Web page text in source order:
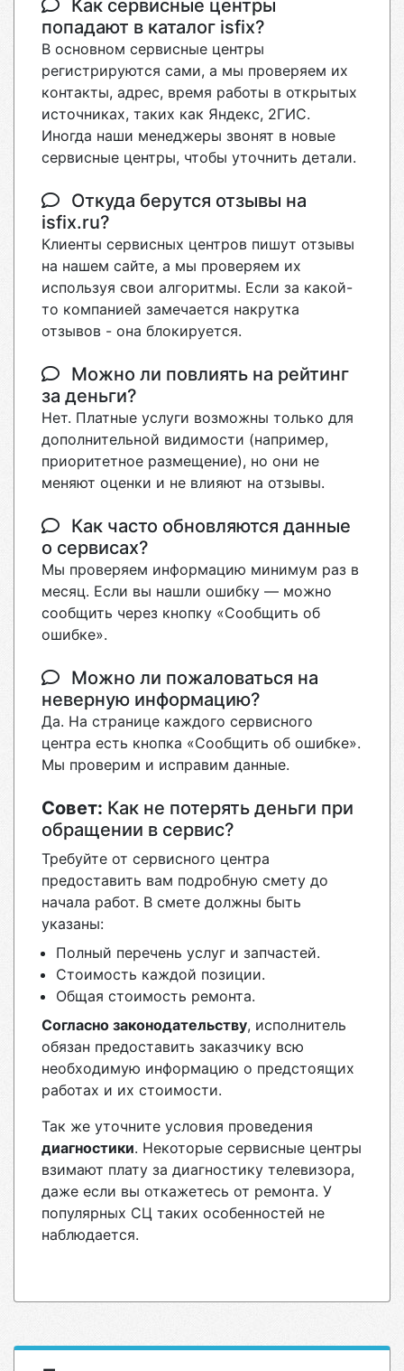
Как сервисные центры
попадают в каталог isfix?
В основном сервисные центры
регистрируются сами, а мы проверяем их
контакты, адрес, время работы в открытых
источниках, таких как Яндекс, 2ГИС.
Иногда наши менеджеры звонят в новые
сервисные центры, чтобы уточнить детали.
Откуда берутся отзывы на
isfix.ru?
Клиенты сервисных центров пишут отзывы
на нашем сайте, а мы проверяем их
используя свои алгоритмы. Если за какой-
то компанией замечается накрутка
отзывов - она блокируется.
Можно ли повлиять на рейтинг
за деньги?
Нет. Платные услуги возможны только для
дополнительной видимости (например,
приоритетное размещение), но они не
меняют оценки и не влияют на отзывы.
Как часто обновляются данные
о сервисах?
Мы проверяем информацию минимум раз в
месяц. Если вы нашли ошибку — можно
сообщить через кнопку «Сообщить об
ошибке».
Можно ли пожаловаться на
неверную информацию?
Да. На странице каждого сервисного
центра есть кнопка «Сообщить об ошибке».
Мы проверим и исправим данные.
Совет: Как не потерять деньги при
обращении в сервис?
Требуйте от сервисного центра
предоставить вам подробную смету до
начала работ. В смете должны быть
указаны:
Полный перечень услуг и запчастей.
Стоимость каждой позиции.
Общая стоимость ремонта.
Согласно законодательству, исполнитель
обязан предоставить заказчику всю
необходимую информацию о предстоящих
работах и их стоимости.
Так же уточните условия проведения
диагностики. Некоторые сервисные центры
взимают плату за диагностику телевизора,
даже если вы откажетесь от ремонта. У
популярных СЦ таких особенностей не
наблюдается.